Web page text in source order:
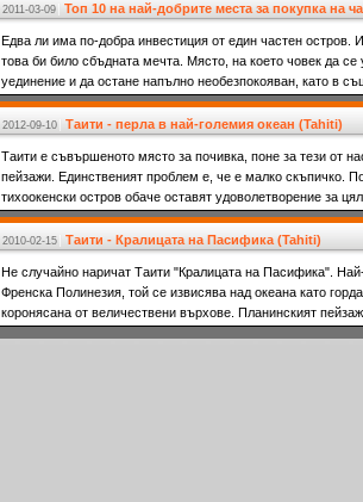
2011-03-09 Топ 10 на най-добрите места за покупка на
Едва ли има по-добра инвестиция от един частен остров.
това би било сбъдната мечта. Място, на което човек да се
уединение и да остане напълно необезпокояван, като в
2012-09-10 Таити - перла в най-големия океaн (Tahiti)
Таити е съвършеното място за почивка, поне за тези от
пейзажи. Единственият проблем е, че е малко скъпичко.
тихоокенски остров обаче оставят удоволетворение за
2010-02-15 Таити - Кралицата на Пасифика (Tahiti)
Не случайно наричат Таити "Кралицата на Пасифика".
Френска Полинезия, той се извисява над океана като
коронясана от величествени върхове. Планинският